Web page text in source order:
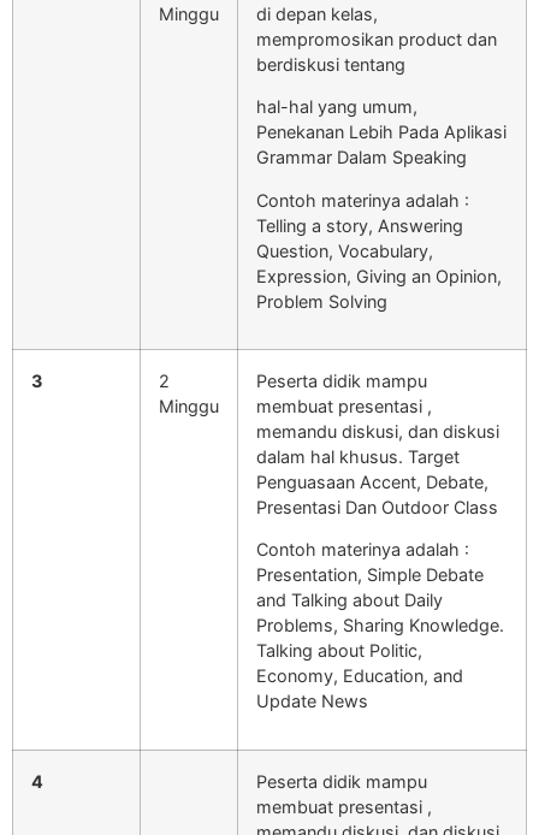
Minggu
di depan kelas,
mempromosikan product dan
berdiskusi tentang
hal-hal yang umum,
Penekanan Lebih Pada Aplikasi
Grammar Dalam Speaking
Contoh materinya adalah :
Telling a story, Answering
Question, Vocabulary,
Expression, Giving an Opinion,
Problem Solving
3
2
Minggu
Peserta didik mampu
membuat presentasi ,
memandu diskusi, dan diskusi
dalam hal khusus. Target
Penguasaan Accent, Debate,
Presentasi Dan Outdoor Class
Contoh materinya adalah :
Presentation, Simple Debate
and Talking about Daily
Problems, Sharing Knowledge.
Talking about Politic,
Economy, Education, and
Update News
4
Peserta didik mampu
membuat presentasi ,